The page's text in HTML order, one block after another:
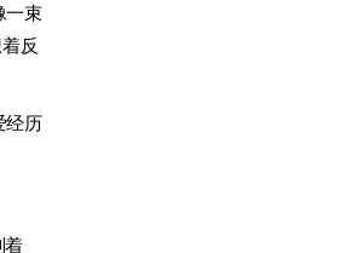
一束
反
经历
着